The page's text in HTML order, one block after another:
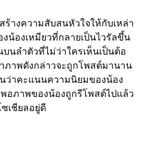
างความสับสนหัวใจให้กับเหล่า
น้องเหมียวที่กลายเป็นไวรัลขึ้น
นลำตัวที่ไม่ว่าใครเห็นเป็นต้อ
ภาพดังกล่าวจะถูกโพสต์มานาน
ว่าคะแนนความนิยมของน้อง
พอภาพของน้องถูกรีโพสต์ไปแล้ว
เชียลอยู่ดี